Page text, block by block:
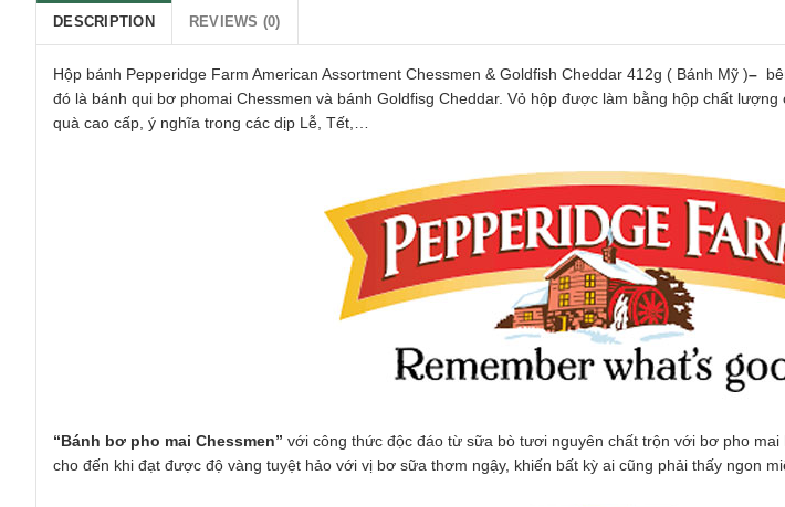
DESCRIPTION REVIEWS (0)
Hộp bánh Pepperidge Farm American Assortment Chessmen & Goldfish Cheddar 412g ( Bánh Mỹ )–
đó là bánh qui bơ phomai Chessmen và bánh Goldfisg Cheddar. Vỏ hộp được làm bằng hộp chất
quà cao cấp, ý nghĩa trong các dịp Lễ, Tết,…
“Bánh bơ pho mai Chessmen” với công thức độc đáo từ sữa bò tươi nguyên chất trộn với bơ pho
cho đến khi đạt được độ vàng tuyệt hảo với vị bơ sữa thơm ngậy, khiến bất kỳ ai cũng phải thấy ngon